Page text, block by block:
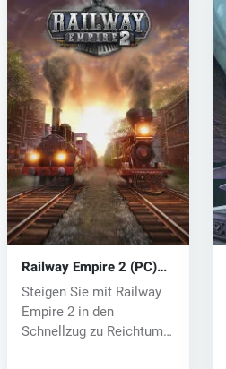
Railway Empire 2 (PC)
key
Steigen Sie mit Railway
Empire 2 in den
Schnellzug zu Reichtum